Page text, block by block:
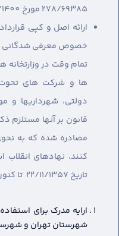
278/69385 مورخ 19/8/1400 مجلس شورای اسلامی)
ارائه اصل و کپی
خصوص معرفی شدگانی
تمام وقت در
ها و شرکت های
دولتی، شهرداریها
قانون بر آنها
مصادره شده که به
کنند، نهادهای
تاریخ 22/11/1357 تا کنون)
ارایه مدرک برای
شهرستان تهران و